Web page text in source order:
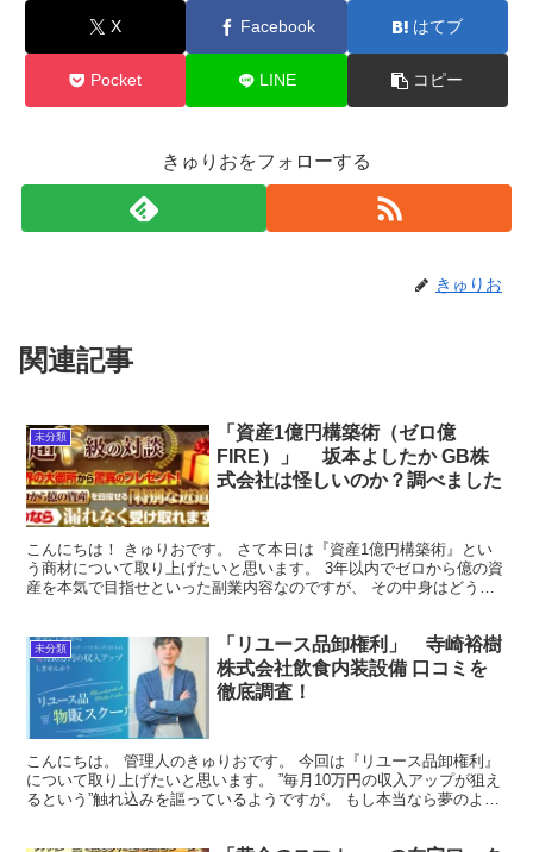
X Facebook はてブ
Pocket LINE コピー
きゅりおをフォローする
きゅりお
関連記事
未分類
「資産1億円構築術（ゼロ億
FIRE）」 坂本よしたか GB株
式会社は怪しいのか？調べました
こんにちは！ きゅりおです。 さて本日は『資産1億円構築術』とい
う商材について取り上げたいと思います。 3年以内でゼロから億の資
産を本気で目指せといった副業内容なのですが、 その中身はどうい
未分類
「リユース品卸権利」 寺崎裕樹
株式会社飲食内装設備 口コミを
徹底調査！
こんにちは。 管理人のきゅりおです。 今回は『リユース品卸権利』
について取り上げたいと思います。 ”毎月10万円の収入アップが狙え
るという”触れ込みを謳っているようですが。 もし本当なら夢のよう